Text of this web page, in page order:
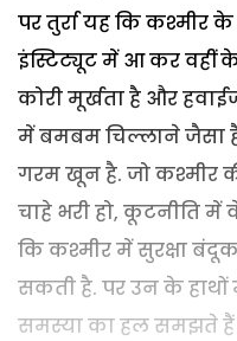
पर तुर्रा यह कि कश्मीर
इंस्टिट्यूट में आ कर वहीं के
कोरी मूर्खता है और
में बमबम चिल्लाने जैसा
गरम खून है. जो कश्मीर
चाहे भरी हो, कूटनीति
कि कश्मीर में सुरक्षा
सकती है. पर उन के हाथों
समस्या का हल समझते हैं